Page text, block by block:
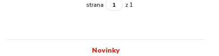
strana z 1
Novinky